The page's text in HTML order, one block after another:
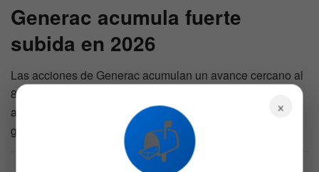
Generac acumula fuerte
subida en 2026
Las acciones de Generac acumulan un avance cercano al
82% en lo que va de 2026, impulsadas por el optimismo
alrededor de la infraestructura energética y la expansión
global de los centros de datos.
×
📬